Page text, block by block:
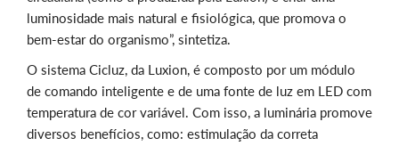
luminosidade mais natural e fisiológica, que promova o
bem-estar do organismo”, sintetiza.
O sistema Cicluz, da Luxion, é composto por um módulo
de comando inteligente e de uma fonte de luz em LED com
temperatura de cor variável. Com isso, a luminária promove
diversos benefícios, como: estimulação da correta